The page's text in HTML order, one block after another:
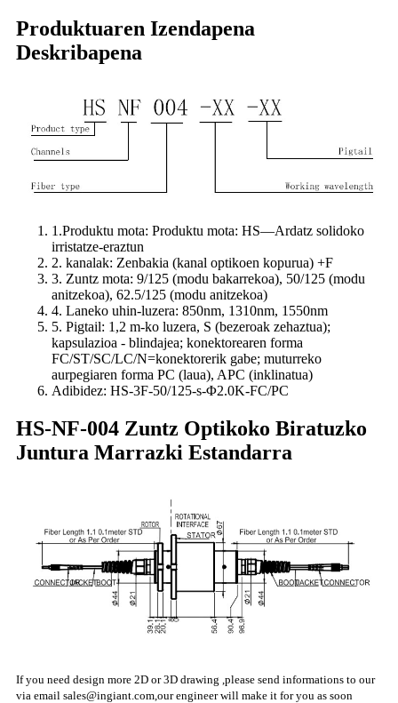
Produktuaren Izendapena
Deskribapena
1.Produktu mota: Produktu mota: HS—Ardatz solidoko
irristatze-eraztun
2. kanalak: Zenbakia (kanal optikoen kopurua) +F
3. Zuntz mota: 9/125 (modu bakarrekoa), 50/125 (modu
anitzekoa), 62.5/125 (modu anitzekoa)
4. Laneko uhin-luzera: 850nm, 1310nm, 1550nm
5. Pigtail: 1,2 m-ko luzera, S (bezeroak zehaztua);
kapsulazioa - blindajea; konektorearen forma
FC/ST/SC/LC/N=konektorerik gabe; muturreko
aurpegiaren forma PC (laua), APC (inklinatua)
Adibidez: HS-3F-50/125-s-Φ2.0K-FC/PC
HS-NF-004 Zuntz Optikoko Biratuzko
Juntura Marrazki Estandarra
If you need design more 2D or 3D drawing ,please send informations to our
via email sales@ingiant.com ,our engineer will make it for you as soon